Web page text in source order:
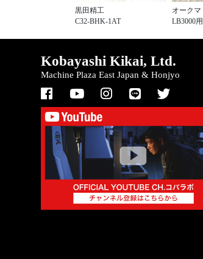
黒田精工
C32-BHK-1AT
オークマ
LB3000用
Kobayashi Kikai, Ltd.
Machine Plaza East Japan & Honjyo